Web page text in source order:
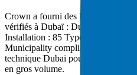
Crown a fourni des Fabrications et
vérifiés à Dubaï : Dubai Food
Installation : 85 Type-A and Type-
Municipality compliance (12
technique Dubaï pour les
en gros volume.